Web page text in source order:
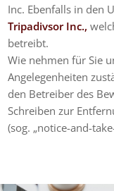
Inc. Ebenfalls in den
Tripadivsor Inc.,
betreibt.
Wie nehmen für Sie
Angelegenheiten
den Betreiber des
Schreiben zur
(sog. „notice-and-